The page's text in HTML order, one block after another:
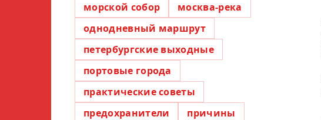
морской собор
москва-река
однодневный маршрут
петербургские выходные
портовые города
практические советы
предохранители
причины